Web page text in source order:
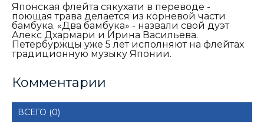
Японская флейта сякухати в переводе -
поющая трава делается из корневой части
бамбука. «Два бамбука» - назвали свой дуэт
Алекс Дхармари и Ирина Васильева.
Петербуржцы уже 5 лет исполняют на флейтах
традиционную музыку Японии.
Комментарии
ВСЕГО (0)